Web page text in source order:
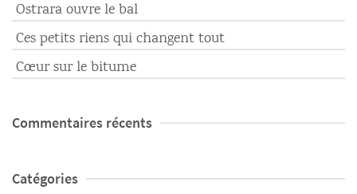
Ostrara ouvre le bal
Ces petits riens qui changent tout
Cœur sur le bitume
Commentaires récents
Catégories